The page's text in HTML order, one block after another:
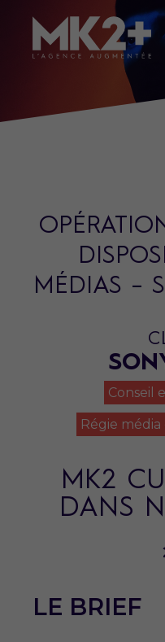
MÉDIAS –
Conseil
Régie
MK2
DANS
LE BRIEF